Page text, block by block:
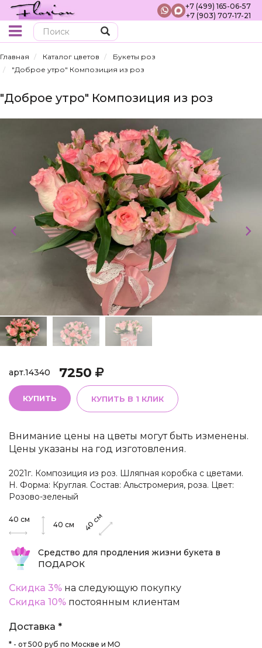
+7 (499) 165-06-57
+7 (903) 707-17-21
Главная Каталог цветов
Букеты роз
"Доброе утро" Композиция из роз
"Доброе утро" Композиция из роз
арт.14340 7250
КУПИТЬ КУПИТЬ В 1 КЛИК
Внимание цены на цветы могут быть изменены.
Цены указаны на год изготовления.
2021г. Композиция из роз. Шляпная коробка с цветами.
Н. Форма: Круглая. Состав: Альстромерия, роза. Цвет:
Розово-зеленый
40 см
40 см 40
см
Средство для продления жизни букета в
ПОДАРОК
Скидка 3% на следующую покупку
Скидка 10% постоянным клиентам
Доставка *
* - от 500 руб по Москве и МО